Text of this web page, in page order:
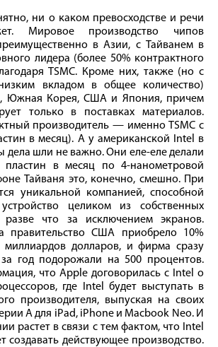
ни о каком превосходстве и речи
Мировое производство чипов
в Азии, с Тайванем в
лидера (более 50% контрактного
TSMC. Кроме них, также (но с
вкладом в общее количество)
Южная Корея, США и Япония, причем
только в поставках материалов.
производитель — именно TSMC с
в месяц). А у американской Intel в
дела шли не важно. Они еле-еле делали
в месяц по 4-нанометровой
Тайваня это, конечно, смешно. При
уникальной компанией, способной
целиком из собственных
разве что за исключением экранов.
правительство США приобрело 10%
долларов, и фирма сразу
год подорожали на 500 процентов.
что Apple договорилась с Intel о
где Intel будет выступать в
производителя, выпуская на своих
A для iPad, iPhone и Macbook Neo. И
растет в связи с тем фактом, что Intel
создавать действующее производство.